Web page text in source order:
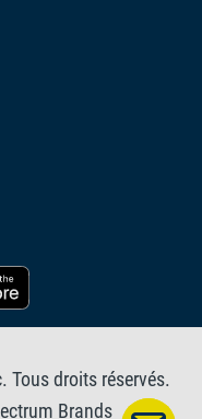
Tous droits réservés.
Brands